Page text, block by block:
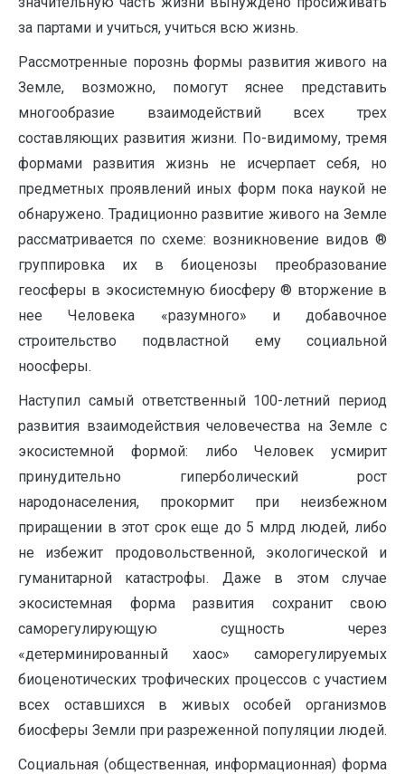
за партами и учиться, учиться всю жизнь.
Рассмотренные порознь формы развития живого на
Земле, возможно, помогут яснее представить
многообразие взаимодействий всех трех
составляющих развития жизни. По-видимому, тремя
формами развития жизнь не исчерпает себя, но
предметных проявлений иных форм пока наукой не
обнаружено. Традиционно развитие живого на Земле
рассматривается по схеме: возникновение видов ®
группировка их в биоценозы преобразование
геосферы в экосистемную биосферу ® вторжение в
нее Человека «разумного» и добавочное
строительство подвластной ему социальной
ноосферы.
Наступил самый ответственный 100-летний период
развития взаимодействия человечества на Земле с
экосистемной формой: либо Человек усмирит
принудительно гиперболический рост
народонаселения, прокормит при неизбежном
приращении в этот срок еще до 5 млрд людей, либо
не избежит продовольственной, экологической и
гуманитарной катастрофы. Даже в этом случае
экосистемная форма развития сохранит свою
саморегулирующую сущность через
«детерминированный хаос» саморегулируемых
биоценотических трофических процессов с участием
всех оставшихся в живых особей организмов
биосферы Земли при разреженной популяции людей.
Социальная (общественная, информационная) форма